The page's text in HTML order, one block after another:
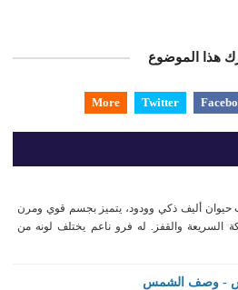
هذا الموضوع
Twitter
More
أليف ذكي وودود، يتميز بجسم قوي ومرن
السريعة والقفز. له فرو ناعم يختلف لونه من
- وصف الشمس